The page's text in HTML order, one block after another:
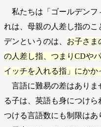
私たちは「ゴールデンフ
れは、母親の人差し指の
デンというのは、 お子さま
の人差し指、つまりCDや
イッチを入れる指」にかか
言語に難易の差はありま
る子は、英語も身につけ
つける言語数にも制限はあ